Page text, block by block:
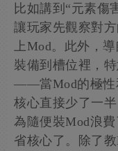
比如講到“元素傷
讓玩家先觀察對
上Mod。此外，
裝備到槽位裡，
——當Mod的極性
核心直接少了一
為隨便裝Mod浪
省核心了。除了